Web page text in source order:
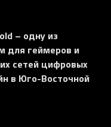
– одну из
для геймеров и
сетей цифровых
в Юго-Восточной